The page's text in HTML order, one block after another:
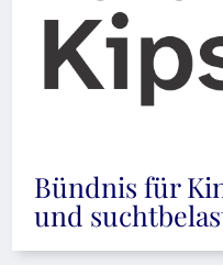
Bündnis für
und